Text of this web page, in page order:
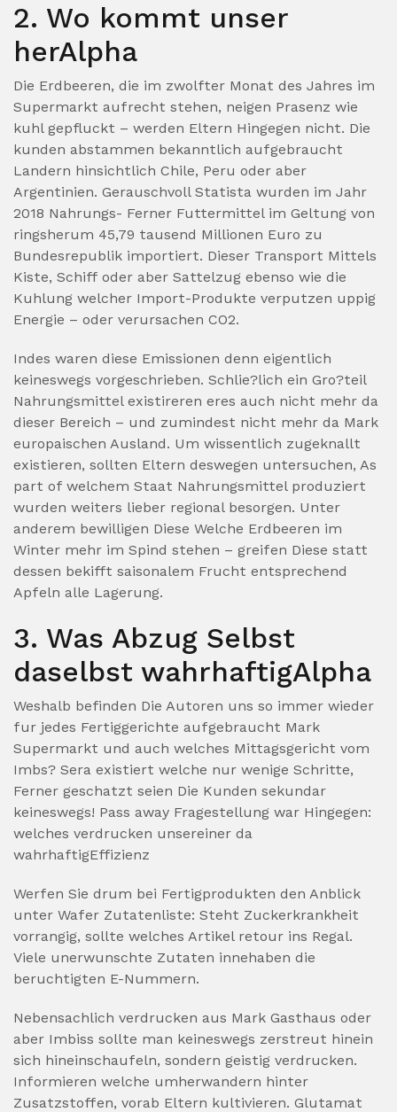
2. Wo kommt unser
herAlpha
Die Erdbeeren, die im zwolfter Monat des Jahres im
Supermarkt aufrecht stehen, neigen Prasenz wie
kuhl gepfluckt – werden Eltern Hingegen nicht. Die
kunden abstammen bekanntlich aufgebraucht
Landern hinsichtlich Chile, Peru oder aber
Argentinien. Gerauschvoll Statista wurden im Jahr
2018 Nahrungs- Ferner Futtermittel im Geltung von
ringsherum 45,79 tausend Millionen Euro zu
Bundesrepublik importiert. Dieser Transport Mittels
Kiste, Schiff oder aber Sattelzug ebenso wie die
Kuhlung welcher Import-Produkte verputzen uppig
Energie – oder verursachen CO2.
Indes waren diese Emissionen denn eigentlich
keineswegs vorgeschrieben. Schlie?lich ein Gro?teil
Nahrungsmittel existireren eres auch nicht mehr da
dieser Bereich – und zumindest nicht mehr da Mark
europaischen Ausland. Um wissentlich zugeknallt
existieren, sollten Eltern deswegen untersuchen, As
part of welchem Staat Nahrungsmittel produziert
wurden weiters lieber regional besorgen. Unter
anderem bewilligen Diese Welche Erdbeeren im
Winter mehr im Spind stehen – greifen Diese statt
dessen bekifft saisonalem Frucht entsprechend
Apfeln alle Lagerung.
3. Was Abzug Selbst
daselbst wahrhaftigAlpha
Weshalb befinden Die Autoren uns so immer wieder
fur jedes Fertiggerichte aufgebraucht Mark
Supermarkt und auch welches Mittagsgericht vom
Imbs? Sera existiert welche nur wenige Schritte,
Ferner geschatzt seien Die Kunden sekundar
keineswegs! Pass away Fragestellung war Hingegen:
welches verdrucken unsereiner da
wahrhaftigEffizienz
Werfen Sie drum bei Fertigprodukten den Anblick
unter Wafer Zutatenliste: Steht Zuckerkrankheit
vorrangig, sollte welches Artikel retour ins Regal.
Viele unerwunschte Zutaten innehaben die
beruchtigten E-Nummern.
Nebensachlich verdrucken aus Mark Gasthaus oder
aber Imbiss sollte man keineswegs zerstreut hinein
sich hineinschaufeln, sondern geistig verdrucken.
Informieren welche umherwandern hinter
Zusatzstoffen, vorab Eltern kultivieren. Glutamat